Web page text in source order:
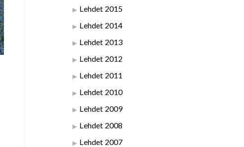
Lehdet 2015
Lehdet 2014
Lehdet 2013
Lehdet 2012
Lehdet 2011
Lehdet 2010
Lehdet 2009
Lehdet 2008
Lehdet 2007